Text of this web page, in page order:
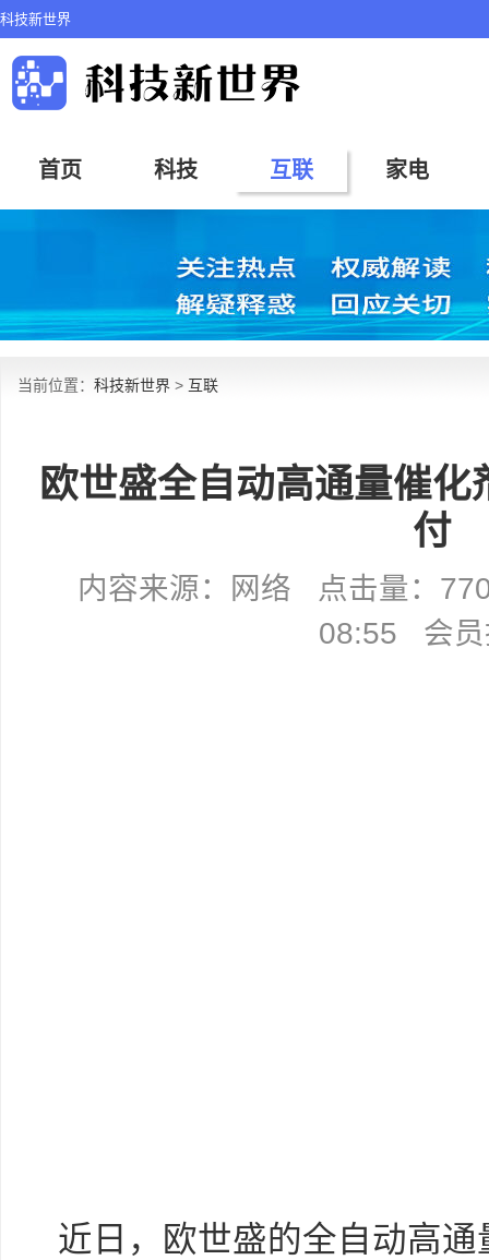
科技新世界
首页 科技 互联 家电
当前位置： 科技新世界 > 互联
欧世盛全自动高通量催
付
内容来源：网络 点击量：
08:55 会员
近日，欧世盛的全自动高